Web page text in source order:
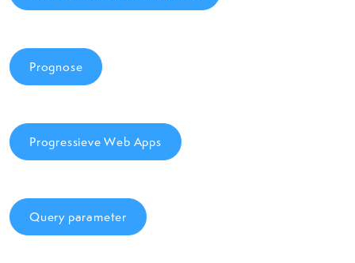
Prognose
Progressieve Web Apps
Query parameter